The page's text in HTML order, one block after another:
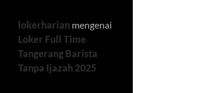
lokerharian mengenai
Loker Full Time
Tangerang Barista
Tanpa Ijazah 2025